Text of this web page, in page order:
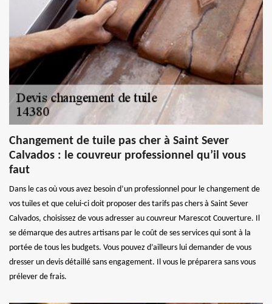
Changement de tuile pas cher à Saint Sever
Calvados : le couvreur professionnel qu’il vous
faut
Dans le cas où vous avez besoin d’un professionnel pour le changement de
vos tuiles et que celui-ci doit proposer des tarifs pas chers à Saint Sever
Calvados, choisissez de vous adresser au couvreur Marescot Couverture. Il
se démarque des autres artisans par le coût de ses services qui sont à la
portée de tous les budgets. Vous pouvez d’ailleurs lui demander de vous
dresser un devis détaillé sans engagement. Il vous le préparera sans vous
prélever de frais.